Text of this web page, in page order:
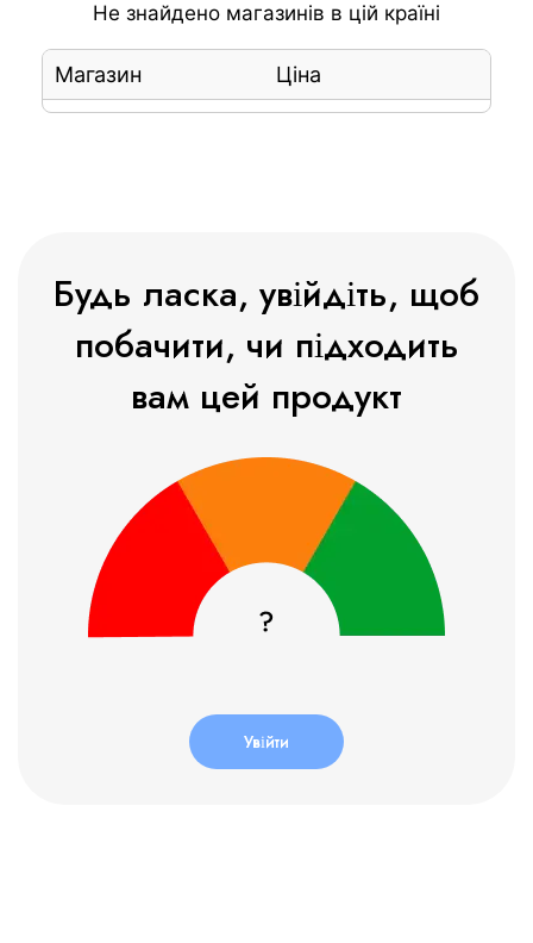
Не знайдено магазинів в цій країні
Магазин Ціна
Будь ласка, увійдіть, щоб
побачити, чи підходить
вам цей продукт
Увійти